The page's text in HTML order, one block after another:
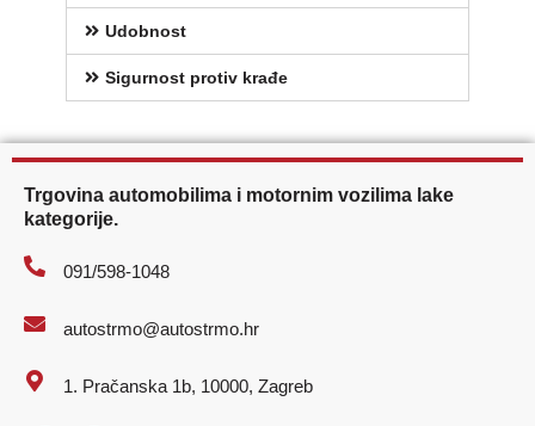
Udobnost
Sigurnost protiv krađe
Trgovina automobilima i motornim vozilima lake
kategorije.
091/598-1048
autostrmo@autostrmo.hr
1. Pračanska 1b, 10000, Zagreb